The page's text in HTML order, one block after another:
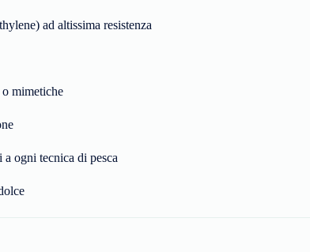
ad altissima resistenza
mimetiche
ogni tecnica di pesca